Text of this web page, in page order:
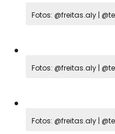
Fotos: @freitas.aly |
Fotos: @freitas.aly |
Fotos: @freitas.aly |